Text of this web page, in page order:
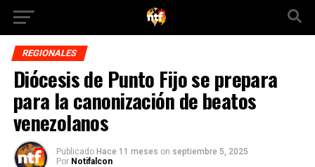
REGIONALES
Diócesis de Punto Fijo se prepara
para la canonización de beatos
venezolanos
Publicado Hace 11 meses on septiembre 5, 2025
Por Notifalcon